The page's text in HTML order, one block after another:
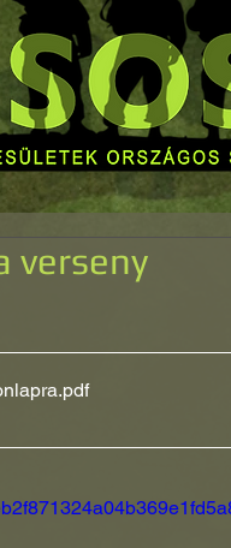
verseny
.pdf